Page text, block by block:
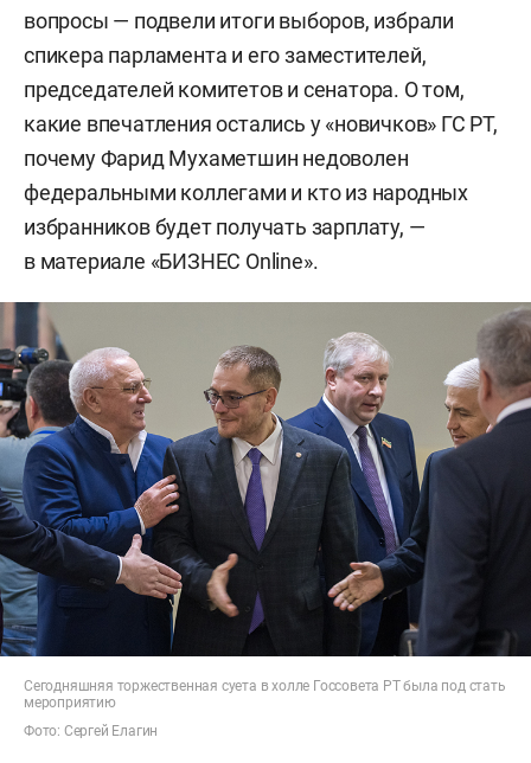
вопросы — подвели итоги выборов, избрали
спикера парламента и его заместителей,
председателей комитетов и сенатора. О том,
какие впечатления остались у «новичков» ГС РТ,
почему Фарид Мухаметшин недоволен
федеральными коллегами и кто из народных
избранников будет получать зарплату, —
в материале «БИЗНЕС Online».
Сегодняшняя торжественная суета в холле Госсовета РТ была под стать
мероприятию
Фото: Сергей Елагин